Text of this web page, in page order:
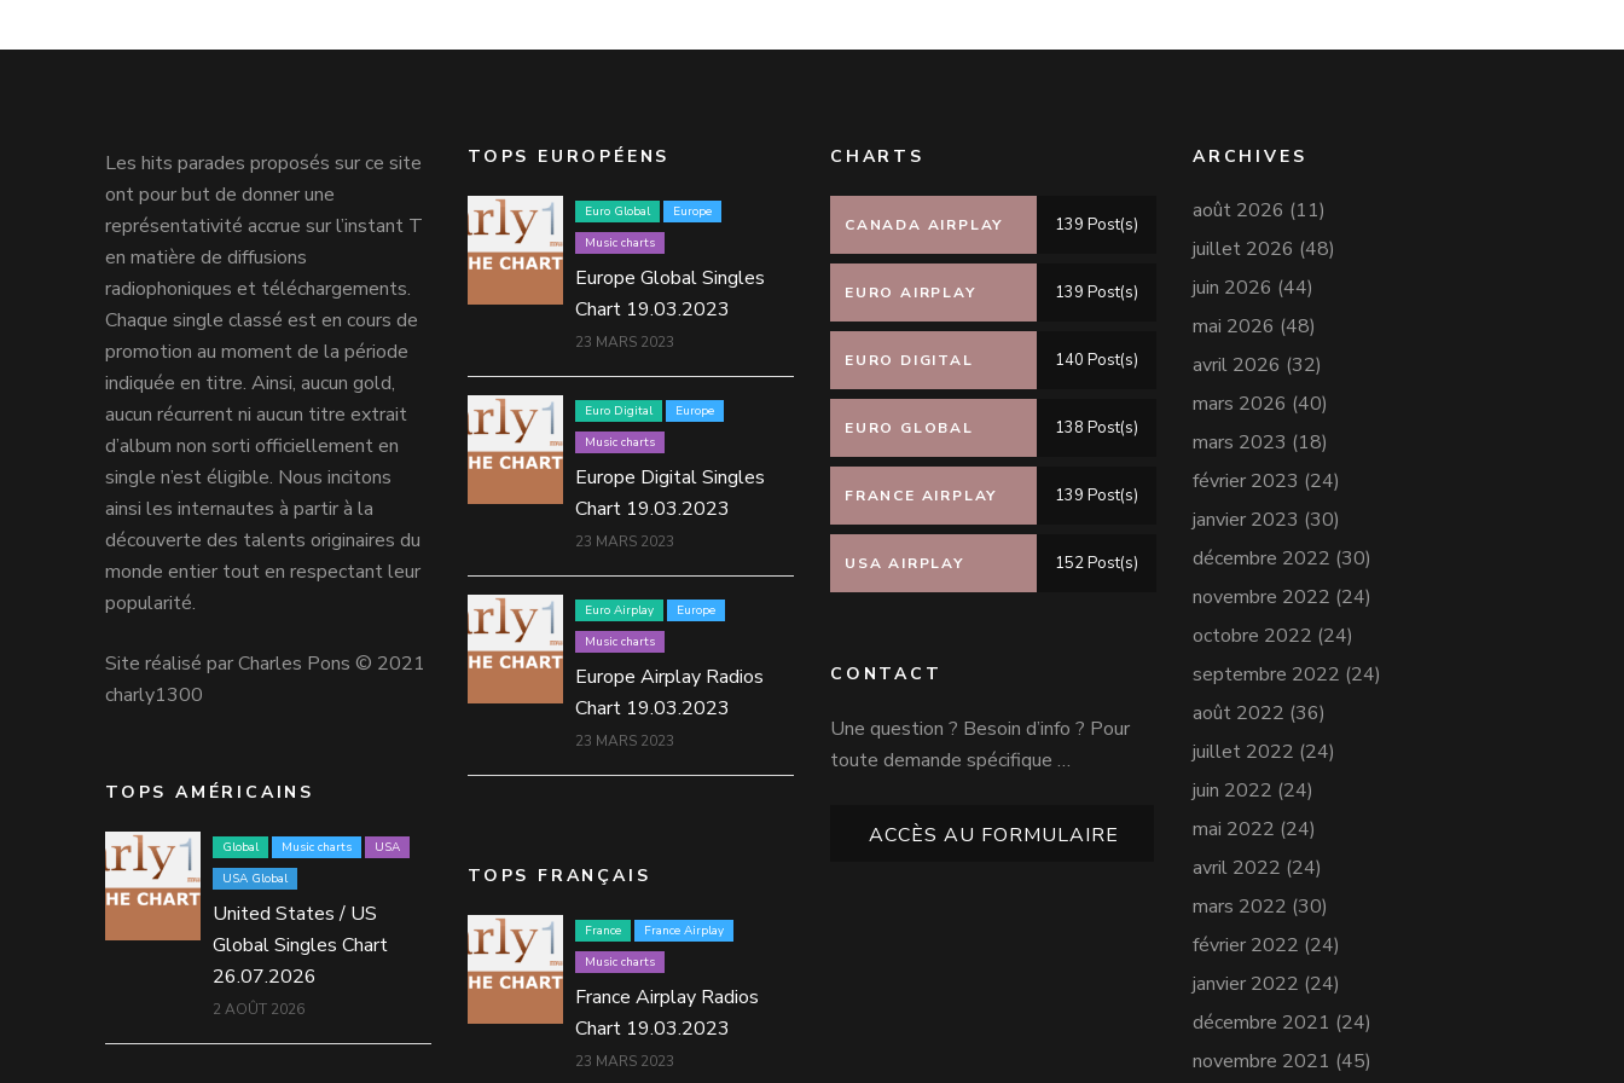
Les hits parades proposés sur ce site
ont pour but de donner une
représentativité accrue sur l’instant T
en matière de diffusions
radiophoniques et téléchargements.
Chaque single classé est en cours de
promotion au moment de la période
indiquée en titre. Ainsi, aucun gold,
aucun récurrent ni aucun titre extrait
d’album non sorti officiellement en
single n’est éligible. Nous incitons
ainsi les internautes à partir à la
découverte des talents originaires du
monde entier tout en respectant leur
popularité.
Site réalisé par Charles Pons © 2021
charly1300
TOPS AMÉRICAINS
Global Music charts
USA
USA Global
United States / US
Global Singles Chart
26.07.2026
2 AOÛT 2026
TOPS EUROPÉENS
Euro Global
Europe
Music charts
Europe Global Singles
Chart 19.03.2023
23 MARS 2023
Euro Digital
Europe
Music charts
Europe Digital Singles
Chart 19.03.2023
23 MARS 2023
Euro Airplay
Europe
Music charts
Europe Airplay Radios
Chart 19.03.2023
23 MARS 2023
TOPS FRANÇAIS
France
France Airplay
Music charts
France Airplay Radios
Chart 19.03.2023
23 MARS 2023
CHARTS
CANADA AIRPLAY 139 Post(s)
EURO AIRPLAY 139 Post(s)
EURO DIGITAL 140 Post(s)
EURO GLOBAL 138 Post(s)
FRANCE AIRPLAY 139 Post(s)
USA AIRPLAY 152 Post(s)
CONTACT
Une question ? Besoin d’info ? Pour
toute demande spécifique …
ACCÈS AU FORMULAIRE
ARCHIVES
août 2026 (11)
juillet 2026 (48)
juin 2026 (44)
mai 2026 (48)
avril 2026 (32)
mars 2026 (40)
mars 2023 (18)
février 2023 (24)
janvier 2023 (30)
décembre 2022 (30)
novembre 2022 (24)
octobre 2022 (24)
septembre 2022 (24)
août 2022 (36)
juillet 2022 (24)
juin 2022 (24)
mai 2022 (24)
avril 2022 (24)
mars 2022 (30)
février 2022 (24)
janvier 2022 (24)
décembre 2021 (24)
novembre 2021 (45)